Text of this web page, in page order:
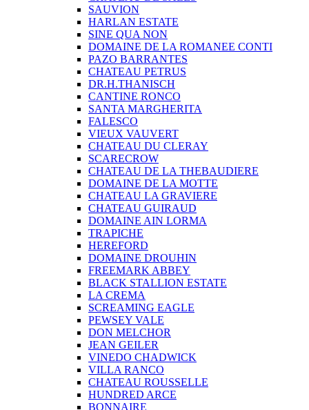
SAUVION
HARLAN ESTATE
SINE QUA NON
DOMAINE DE LA ROMANEE CONTI
PAZO BARRANTES
CHATEAU PETRUS
DR.H.THANISCH
CANTINE RONCO
SANTA MARGHERITA
FALESCO
VIEUX VAUVERT
CHATEAU DU CLERAY
SCARECROW
CHATEAU DE LA THEBAUDIERE
DOMAINE DE LA MOTTE
CHATEAU LA GRAVIERE
CHATEAU GUIRAUD
DOMAINE AIN LORMA
TRAPICHE
HEREFORD
DOMAINE DROUHIN
FREEMARK ABBEY
BLACK STALLION ESTATE
LA CREMA
SCREAMING EAGLE
PEWSEY VALE
DON MELCHOR
JEAN GEILER
VINEDO CHADWICK
VILLA RANCO
CHATEAU ROUSSELLE
HUNDRED ARCE
BONNAIRE